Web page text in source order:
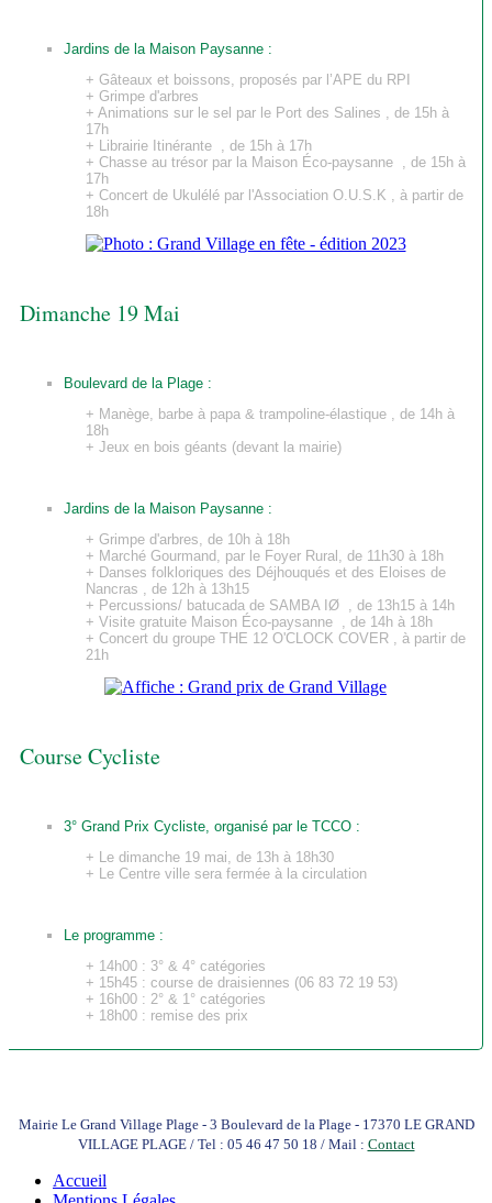
Jardins de la Maison Paysanne :
+ Gâteaux et boissons, proposés par l’APE du RPI
+ Grimpe d'arbres
+ Animations sur le sel par le Port des Salines , de 15h à
17h
+ Librairie Itinérante , de 15h à 17h
+ Chasse au trésor par la Maison Éco-paysanne , de 15h à
17h
+ Concert de Ukulélé par l'Association O.U.S.K , à partir de
18h
Dimanche 19 Mai
Boulevard de la Plage :
+ Manège, barbe à papa & trampoline-élastique , de 14h à
18h
+ Jeux en bois géants (devant la mairie)
Jardins de la Maison Paysanne :
+ Grimpe d'arbres, de 10h à 18h
+ Marché Gourmand, par le Foyer Rural, de 11h30 à 18h
+ Danses folkloriques des Déjhouqués et des Eloises de
Nancras , de 12h à 13h15
+ Percussions/ batucada de SAMBA IØ , de 13h15 à 14h
+ Visite gratuite Maison Éco-paysanne , de 14h à 18h
+ Concert du groupe THE 12 O'CLOCK COVER , à partir de
21h
Course Cycliste
3° Grand Prix Cycliste, organisé par le TCCO :
+ Le dimanche 19 mai, de 13h à 18h30
+ Le Centre ville sera fermée à la circulation
Le programme :
+ 14h00 : 3° & 4° catégories
+ 15h45 : course de draisiennes (06 83 72 19 53)
+ 16h00 : 2° & 1° catégories
+ 18h00 : remise des prix
Mairie Le Grand Village Plage - 3 Boulevard de la Plage - 17370 LE GRAND
VILLAGE PLAGE / Tel : 05 46 47 50 18 / Mail : Contact
Accueil